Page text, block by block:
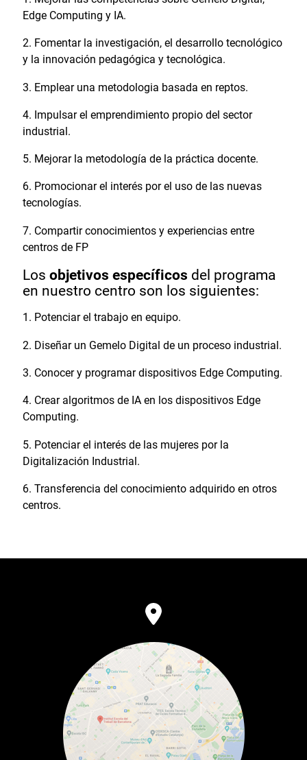
Edge Computing y IA.
Fomentar la investigación, el desarrollo tecnológico
y la innovación pedagógica y tecnológica.
Emplear una metodologia basada en reptos.
Impulsar el emprendimiento propio del sector
industrial.
Mejorar la metodología de la práctica docente.
Promocionar el interés por el uso de las nuevas
tecnologías.
Compartir conocimientos y experiencias entre
centros de FP
Los objetivos específicos del programa
en nuestro centro son los siguientes:
Potenciar el trabajo en equipo.
Diseñar un Gemelo Digital de un proceso industrial.
Conocer y programar dispositivos Edge Computing.
Crear algoritmos de IA en los dispositivos Edge
Computing.
Potenciar el interés de las mujeres por la
Digitalización Industrial.
Transferencia del conocimiento adquirido en otros
centros.